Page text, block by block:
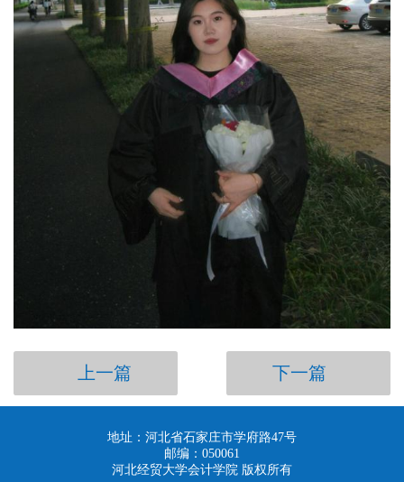
上一篇 下一篇
地址：河北省石家庄市学府路47号
邮编：050061
河北经贸大学会计学院 版权所有